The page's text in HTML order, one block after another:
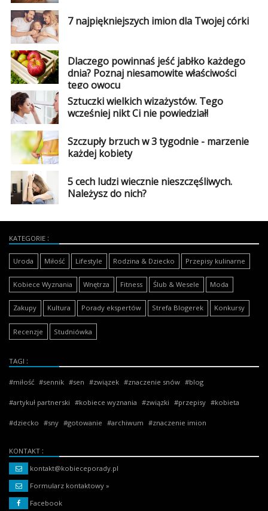
7 najpiękniejszych imion dla Twojej córki
Dlaczego powinnaś jeść jabłko każdego
dnia? Poznaj niesamowite właściwości
tego owocu
Sztuczki wielkich wizażystów. Tego
wcześniej nikt Ci nie powiedział!
Szczupły brzuch w 3 tygodnie - marzenie
każdej kobiety
5 cech ludzi wiecznie nieszczęśliwych.
Należysz do nich?
KATEGORIE
Uroda Miłość Lifestyle Rodzina & Dziecko Przepisy kulinarne
Kobiece Wyznania Wnętrza Fitness Ślub & Wesele Moda
Zakupy Kultura Porady ekspertów Strefa Blogerek Konkursy
Recenzje Studniówka
TAGI
miłość sennik sen związek znaczenie snów blog
artykuł partnerski kobiece wyznania związki przepisy kobieta
dziecko sny gotowanie archiwum znaczenie imion
KONTAKT
kontakt@kobieceporady.pl
Formularz kontaktowy »
Facebook